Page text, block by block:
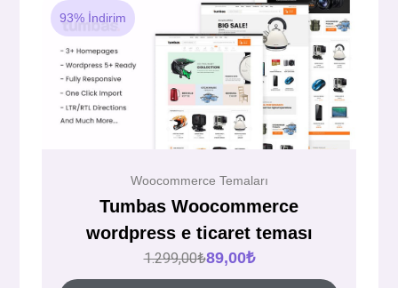
93% İndirim
Woocommerce Temaları
Tumbas Woocommerce
wordpress e ticaret teması
1.299,00₺89,00₺